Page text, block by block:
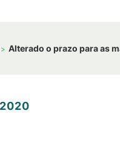
Alterado o prazo para as